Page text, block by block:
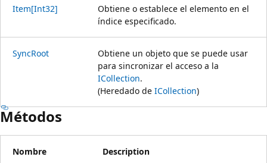
Item[Int32]
Obtiene o establece el elemento en el
índice especificado.
SyncRoot
Obtiene un objeto que se puede usar
para sincronizar el acceso a la
ICollection.
(Heredado de ICollection)
Métodos
Nombre Description